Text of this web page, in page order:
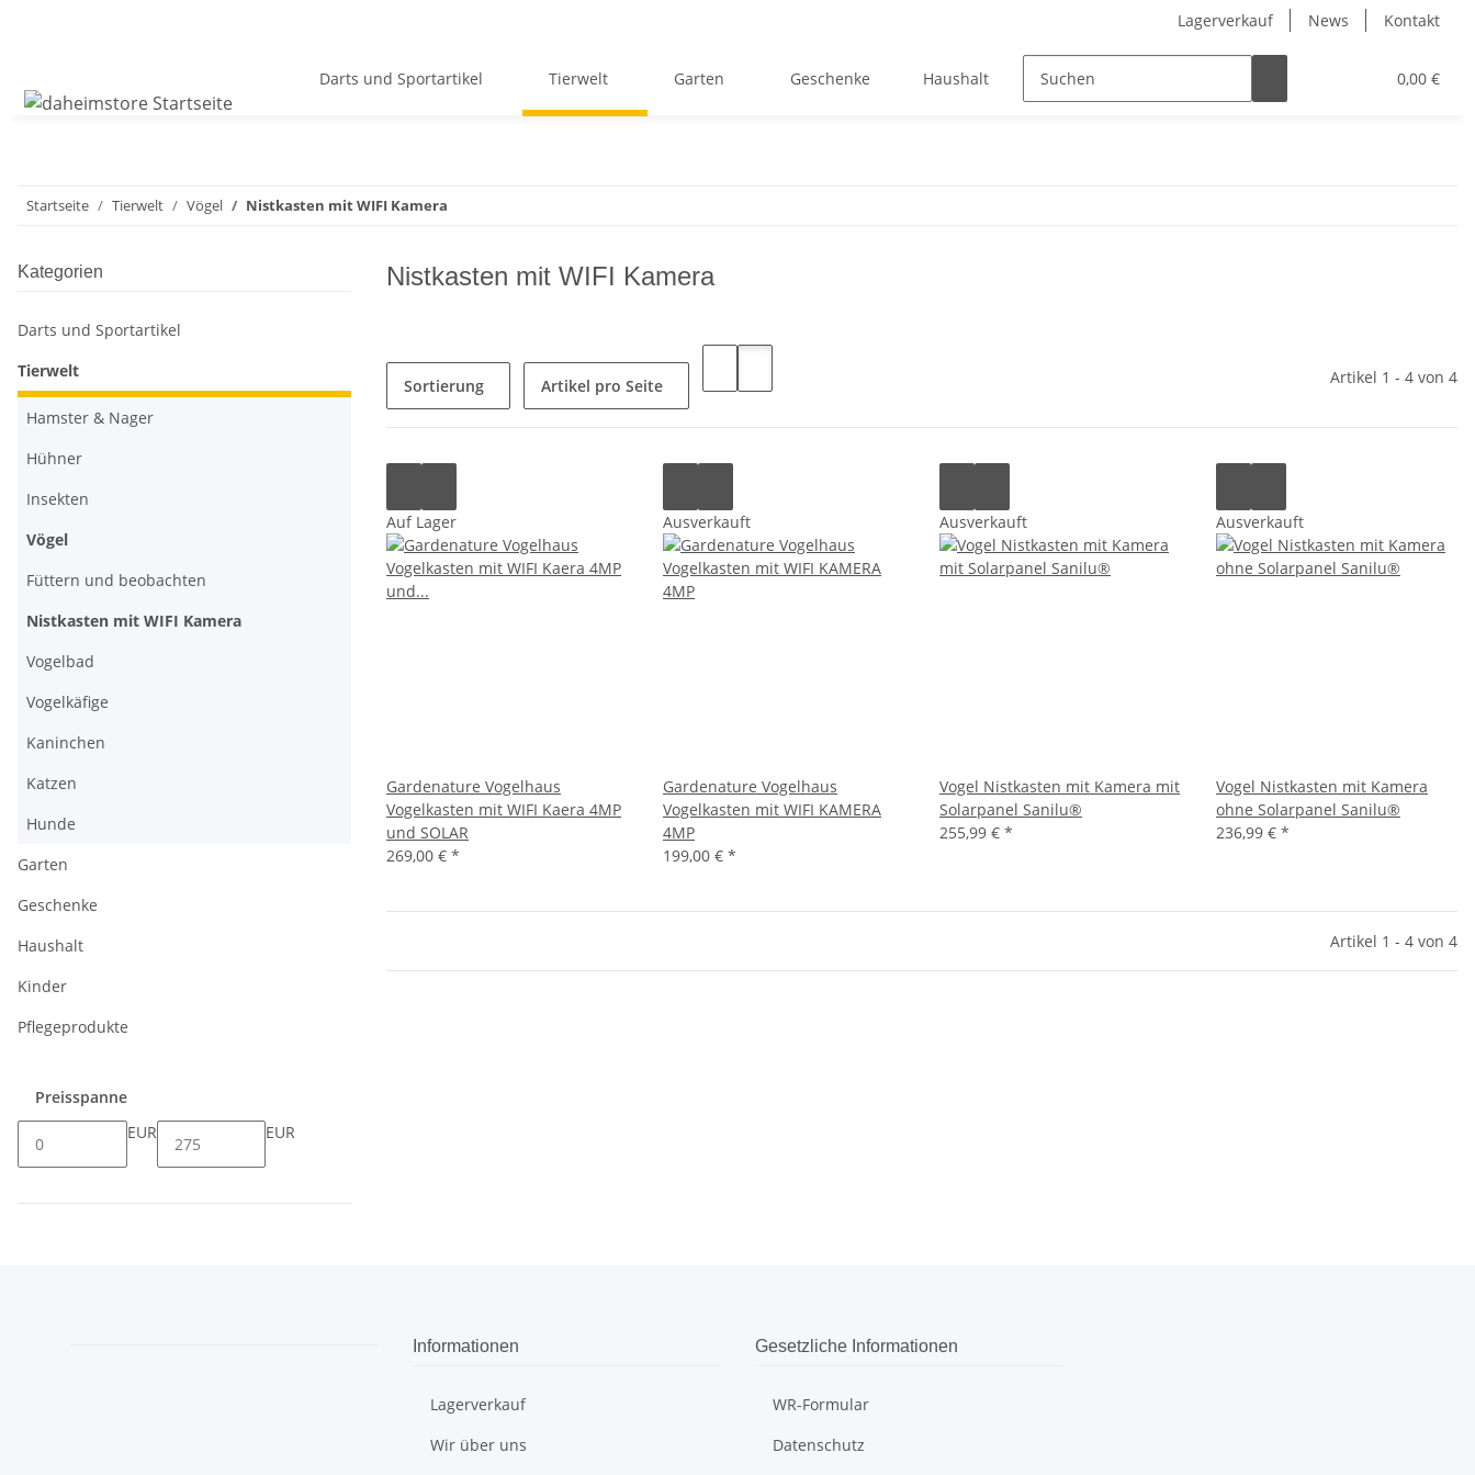
Lagerverkauf News Kontakt
0,00 €
Darts und Sportartikel Tierwelt Garten Geschenke Haushalt Kinder Hersteller
Startseite Tierwelt Vögel Nistkasten mit WIFI Kamera
Nistkasten mit WIFI Kamera
Sortierung Artikel pro Seite Artikel 1 - 4 von 4
Auf Lager
Gardenature Vogelhaus
Vogelkasten mit WIFI Kaera 4MP
und SOLAR
269,00 € *
Ausverkauft
Gardenature Vogelhaus
Vogelkasten mit WIFI KAMERA
4MP
199,00 € *
Ausverkauft
Vogel Nistkasten mit Kamera mit
Solarpanel Sanilu®
255,99 € *
Ausverkauft
Vogel Nistkasten mit Kamera
ohne Solarpanel Sanilu®
236,99 € *
Artikel 1 - 4 von 4
Kategorien
Darts und Sportartikel
Tierwelt
Hamster & Nager
Hühner
Insekten
Vögel
Füttern und beobachten
Nistkasten mit WIFI Kamera
Vogelbad
Vogelkäfige
Kaninchen
Katzen
Hunde
Garten
Geschenke
Haushalt
Kinder
Pflegeprodukte
Preisspanne
EUR
EUR
Informationen
Lagerverkauf
Wir über uns
Gesetzliche Informationen
WR-Formular
Datenschutz